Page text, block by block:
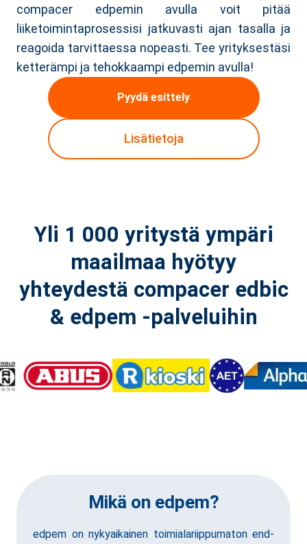
compacer edpemin avulla voit pitää
liiketoimintaprosessisi jatkuvasti ajan tasalla ja
reagoida tarvittaessa nopeasti. Tee yrityksestäsi
ketterämpi ja tehokkaampi edpemin avulla!
Pyydä esittely
Lisätietoja
Yli 1 000 yritystä ympäri
maailmaa hyötyy
yhteydestä compacer edbic
& edpem -palveluihin
Mikä on edpem?
edpem on nykyaikainen toimialariippumaton end-